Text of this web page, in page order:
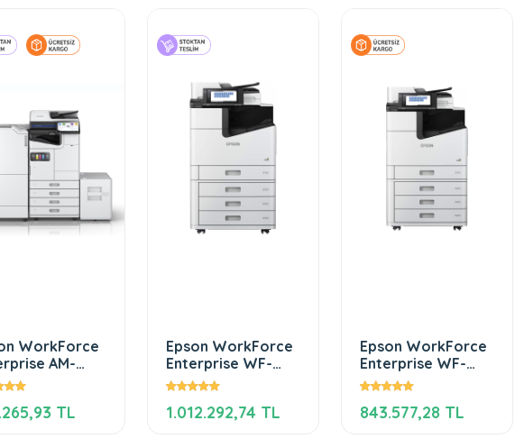
WorkForce
AM-
TL
Epson WorkForce
Enterprise WF-
C20750
1.012.292,74 TL
Epson WorkForce
Enterprise WF-
C20600
843.577,28 TL